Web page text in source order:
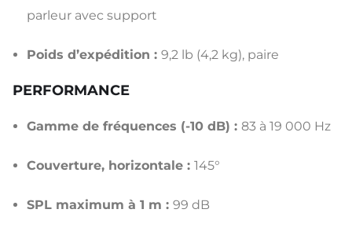
parleur avec support
Poids d’expédition : 9,2 lb (4,2 kg), paire
PERFORMANCE
Gamme de fréquences (-10 dB) : 83 à 19 000 Hz
Couverture, horizontale : 145°
SPL maximum à 1 m : 99 dB